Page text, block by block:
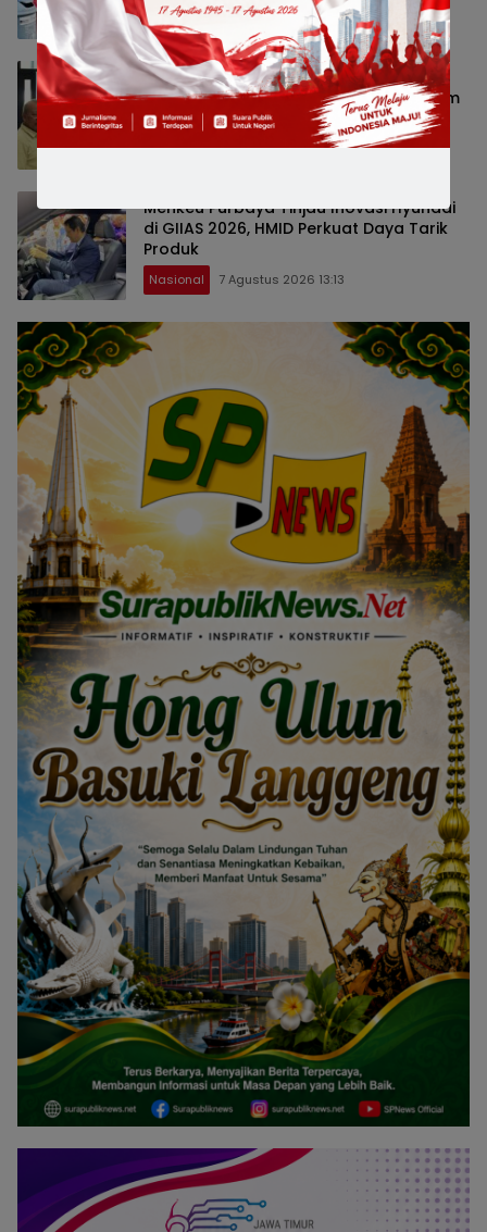
Nasional 7 Agustus 2026 13:27
Profesor ITS Kembangkan Pemodelan
Gelombang Radio untuk Perkuat Sistem
Telekomunikasi Nasional
Peristiwa 7 Agustus 2026 13:25
Menkeu Purbaya Tinjau Inovasi Hyundai
di GIIAS 2026, HMID Perkuat Daya Tarik
Produk
Nasional 7 Agustus 2026 13:13